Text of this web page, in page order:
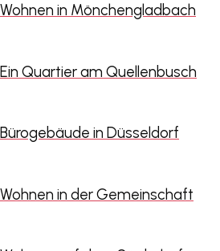
Wohnen in Mönchengladbach
Ein Quartier am Quellenbusch
Bürogebäude in Düsseldorf
Wohnen in der Gemeinschaft